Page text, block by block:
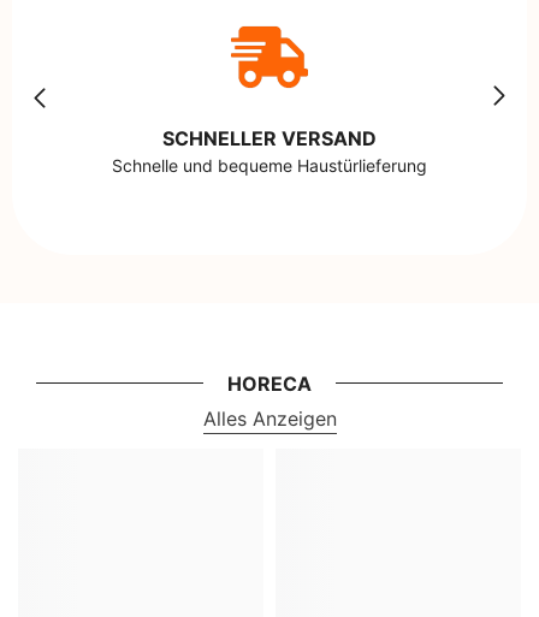
SCHNELLER VERSAND
Schnelle und bequeme Haustürlieferung
HORECA
Alles Anzeigen